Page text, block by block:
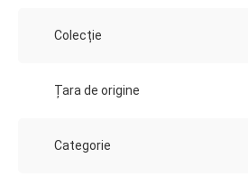
Colecție
Țara de origine
Categorie